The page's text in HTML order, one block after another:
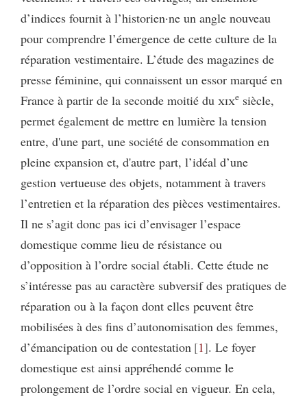
d’indices fournit à l’historien·ne un angle nouveau
pour comprendre l’émergence de cette culture de la
réparation vestimentaire. L’étude des magazines de
presse féminine, qui connaissent un essor marqué en
France à partir de la seconde moitié du xixe siècle,
permet également de mettre en lumière la tension
entre, d'une part, une société de consommation en
pleine expansion et, d'autre part, l’idéal d’une
gestion vertueuse des objets, notamment à travers
l’entretien et la réparation des pièces vestimentaires.
Il ne s’agit donc pas ici d’envisager l’espace
domestique comme lieu de résistance ou
d’opposition à l’ordre social établi. Cette étude ne
s’intéresse pas au caractère subversif des pratiques de
réparation ou à la façon dont elles peuvent être
mobilisées à des fins d’autonomisation des femmes,
d’émancipation ou de contestation 1 . Le foyer
domestique est ainsi appréhendé comme le
prolongement de l’ordre social en vigueur. En cela,